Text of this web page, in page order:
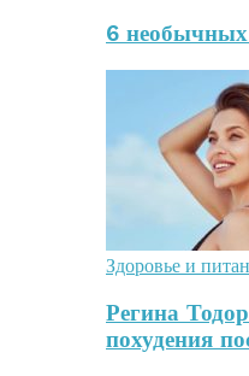
6 необычных
Здоровье и
Регина
похудения